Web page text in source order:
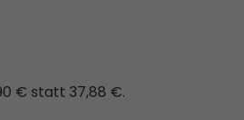
€ statt 37,88 €.